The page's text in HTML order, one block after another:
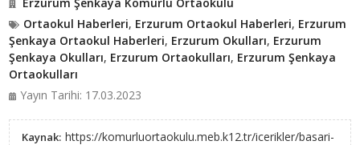
Ortaokul Haberleri, Erzurum Ortaokul Haberleri, Erzurum
Şenkaya Ortaokul Haberleri, Erzurum Okulları, Erzurum
Şenkaya Okulları, Erzurum Ortaokulları, Erzurum Şenkaya
Ortaokulları
Yayın Tarihi: 17.03.2023
Kaynak: https://komurluortaokulu.meb.k12.tr/icerikler/basari-